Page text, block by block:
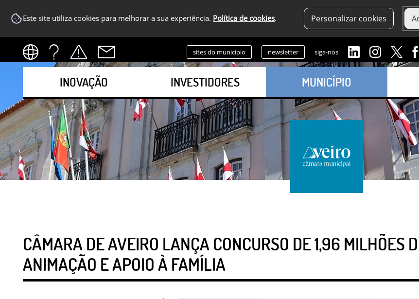
Este site utiliza cookies para melhorar a sua experiência. Política de cookies. Personalizar cookies
sites do município newsletter siga-nos
INOVAÇÃO INVESTIDORES MUNICÍPIO
CÂMARA DE AVEIRO LANÇA CONCURSO DE 1,96 MILHÕES
ANIMAÇÃO E APOIO À FAMÍLIA